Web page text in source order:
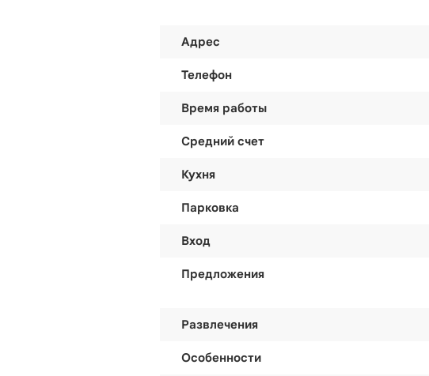
Адрес
Телефон
Время работы
Средний счет
Кухня
Парковка
Вход
Предложения
Развлечения
Особенности